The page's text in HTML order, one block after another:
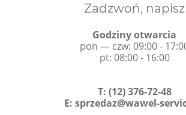
Zadzwoń, napisz
Godziny otwarcia
pon — czw: 09:00 -
pt: 08:00 - 16:00
T: (12) 376-72-48
E: sprzedaz@wawel-